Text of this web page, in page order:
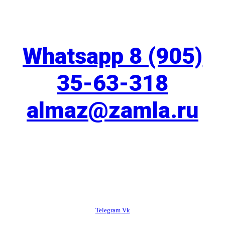
Whatsapp 8 (905)
35-63-318
almaz@zamla.ru
Telegram Vk